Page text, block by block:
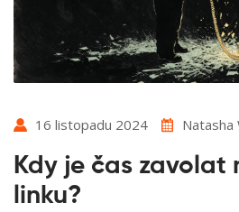
16 listopadu 2024 Natasha
Kdy je čas zavolat
linku?